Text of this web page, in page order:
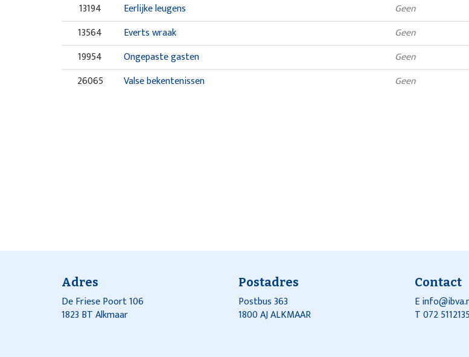
13194
Eerlijke leugens Geen
13564
Everts wraak Geen
19954
Ongepaste gasten Geen
26065
Valse bekentenissen Geen
Adres
De Friese Poort 106
1823 BT Alkmaar
Postadres
Postbus 363
1800 AJ ALKMAAR
Contact
E
T 072